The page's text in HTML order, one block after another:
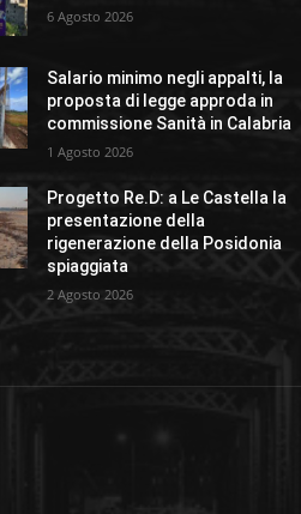
6 Agosto 2026
Salario minimo negli appalti, la
proposta di legge approda in
commissione Sanità in Calabria
1 Agosto 2026
Progetto Re.D: a Le Castella la
presentazione della
rigenerazione della Posidonia
spiaggiata
2 Agosto 2026